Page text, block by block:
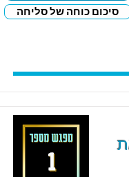
סיכום כוחה של סליחה